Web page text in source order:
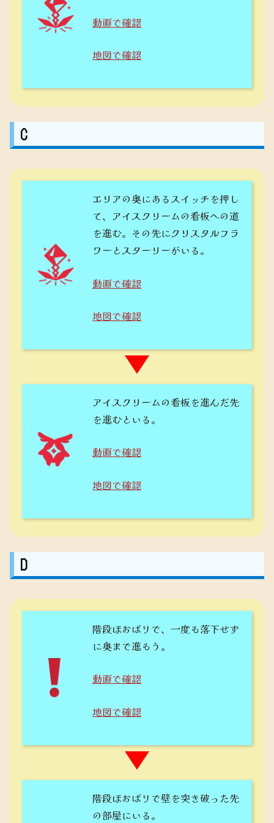
動画で確認
地図で確認
C
エリアの奥にあるスイッチを押し
て、アイスクリームの看板への道
を進む。その先にクリスタルフラ
ワーとスターリーがいる。
動画で確認
地図で確認
アイスクリームの看板を進んだ先
を進むといる。
動画で確認
地図で確認
D
階段ほおばりで、一度も落下せず
に奥まで進もう。
動画で確認
地図で確認
階段ほおばりで壁を突き破った先
の部屋にいる。